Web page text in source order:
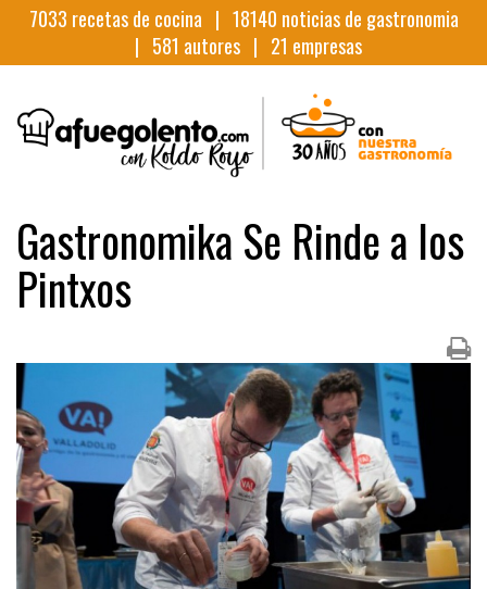
7033 recetas de cocina | 18140 noticias de gastronomia
| 581 autores | 21 empresas
Gastronomika Se Rinde a los
Pintxos